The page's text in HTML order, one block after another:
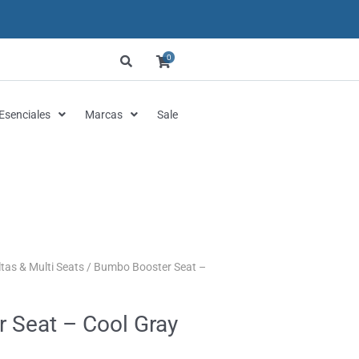
0
Esenciales Marcas Sale
& Multi Seats / Bumbo Booster Seat –
Seat – Cool Gray